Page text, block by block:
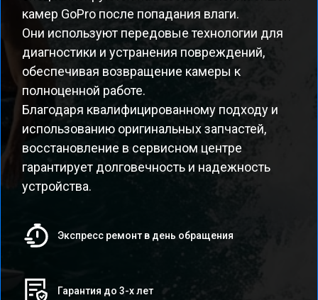
камер GoPro после попадания влаги.
Они используют передовые технологии для
диагностики и устранения повреждений,
обеспечивая возвращение камеры к
полноценной работе.
Благодаря квалифицированному подходу и
использованию оригинальных запчастей,
восстановление в сервисном центре
гарантирует долговечность и надежность
устройства.
Экспресс ремонт в день обращения
Гарантия до 3-х лет